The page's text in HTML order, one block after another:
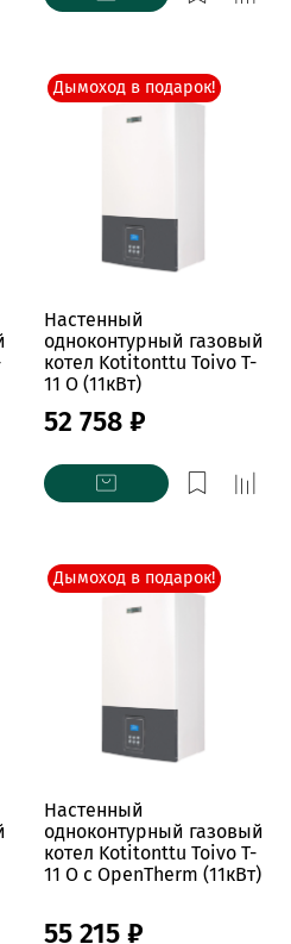
Дымоход в подарок!
Настенный
одноконтурный газовый
котел Kotitonttu Toivo T-
11 O (11кВт)
52 758 ₽
Дымоход в подарок!
Настенный
одноконтурный газовый
котел Kotitonttu Toivo T-
11 O c OpenTherm (11кВт)
55 215 ₽